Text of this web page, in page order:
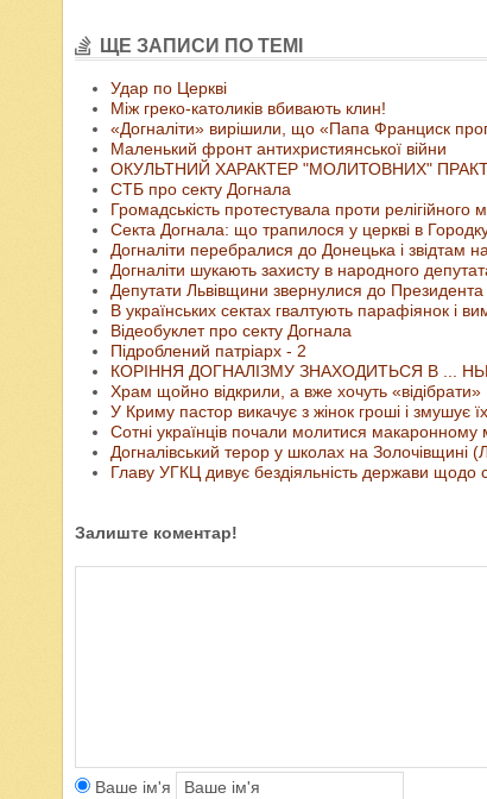
ЩЕ ЗАПИСИ ПО ТЕМІ
Удар по Церкві
Між греко-католиків вбивають клин!
«Догналіти» вирішили, що «Папа Франциск
Маленький фронт антихристиянської війни
ОКУЛЬТНИЙ ХАРАКТЕР "МОЛИТОВНИХ"
СТБ про секту Догнала
Громадськість протестувала проти релігійного
Секта Догнала: що трапилося у церкві в
Догналіти перебралися до Донецька і звідтам
Догналіти шукають захисту в народного
Депутати Львівщини звернулися до
В українських сектах гвалтують парафіянок і
Відеобуклет про секту Догнала
Підроблений патріарх - 2
КОРІННЯ ДОГНАЛІЗМУ ЗНАХОДИТЬСЯ В ...
Храм щойно відкрили, а вже хочуть «відібрати»
У Криму пастор викачує з жінок гроші і змушує
Сотні українців почали молитися макаронному
Догналівський терор у школах на Золочівщині
Главу УГКЦ дивує бездіяльність держави щодо
Залиште коментар!
Ваше ім'я